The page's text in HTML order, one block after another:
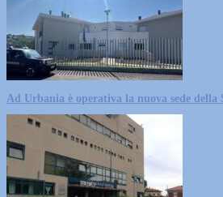
Ad Urbania è operativa la nuova sede della